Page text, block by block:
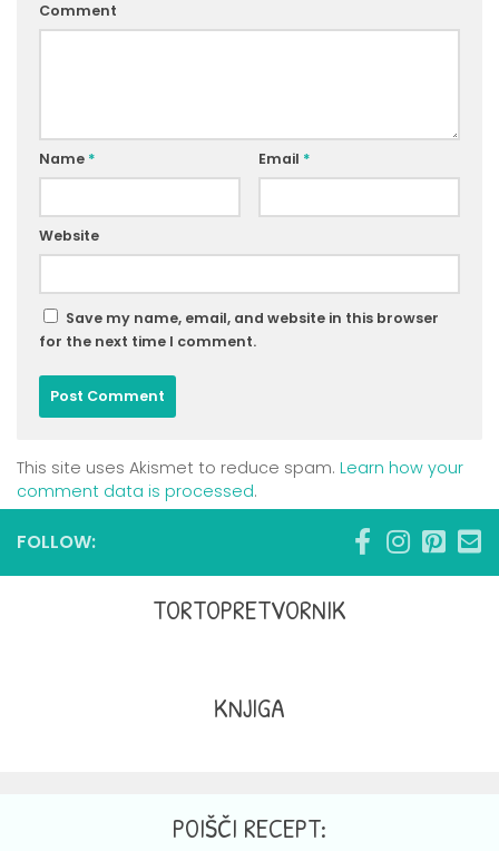
Comment
Name * Email *
Website
Save my name, email, and website in this browser
for the next time I comment.
This site uses Akismet to reduce spam. Learn how your
comment data is processed.
FOLLOW:
TORTOPRETVORNIK
KNJIGA
POIŠČI RECEPT: